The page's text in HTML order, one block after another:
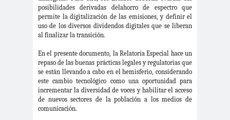
gida
mayo
11 de
18 de
1DEMAY
O
8demarz
o
aborto
Abraham
Santibañez
Abrazo
s
abuso
s
abusos
posibilidades derivadas delahorro de espectro que
permite la digitalización de las emisiones, y definir el
uso de los diversos dividendos digitales que se liberan
al finalizar la transición.
En el presente documento, la Relatoría Especial hace un
repaso de las buenas prácticas legales y regulatorias que
se están llevando a cabo en el hemisferio, considerando
este cambio tecnológico como una oportunidad para
incrementar la diversidad de voces y habilitar el acceso
de nuevos sectores de la población a los medios de
comunicación.